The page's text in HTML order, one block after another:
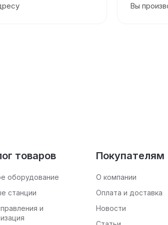
Вы
товаров
оборудование
станции
и
Покупателям
О компании
Оплата и доставка
Новости